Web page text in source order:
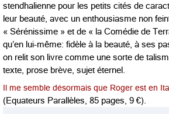
stendhalienne pour les petits cités de
leur beauté, avec un enthousiasme non
« Sérénissime » et de « la Comédie de
qu’en lui-même: fidèle à la beauté, à ses
on relit son livre comme une sorte de
texte, prose brève, sujet éternel.
Il me semble désormais que Roger est en
(Equateurs Parallèles, 85 pages, 9 €).